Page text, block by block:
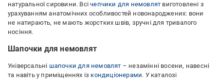
натуральної сировини. Всічепчики для немовлят виготовлені з
урахуванням анатомічних особливостей новонароджених: вони
не натирають, не мають жорстких швів, зручні для тривалого
носіння.
Шапочки для немовлят
Універсальні шапочки для немовлят – незамінні восени, навесні
та навіть у приміщеннях із кондиціонерами. У каталозі